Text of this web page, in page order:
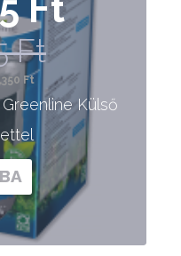
Ft
Ft
Ft
Külső